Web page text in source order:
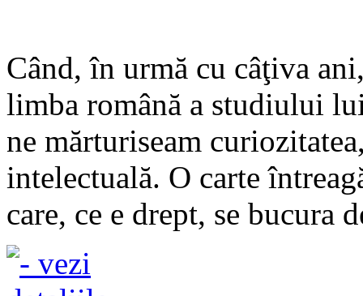
Când, în urmă cu câţiva
limba română a studiului
ne mărturiseam
intelectuală. O carte
care, ce e drept, se bucura